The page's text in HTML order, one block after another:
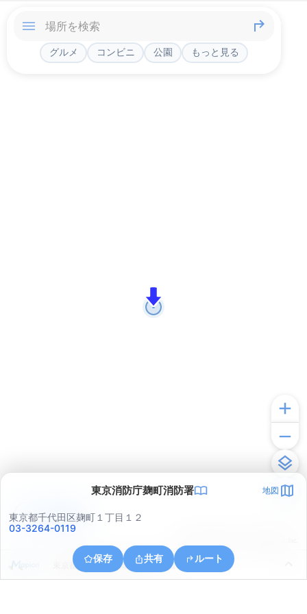
グルメ コンビニ 公園 もっと見る
東京消防庁麹町消防署 地図
東京都千代田区麹町１丁目１２
03-3264-0119
保存 共有 ルート
東京都中央区日本橋本石町１丁目２
アプリで見る